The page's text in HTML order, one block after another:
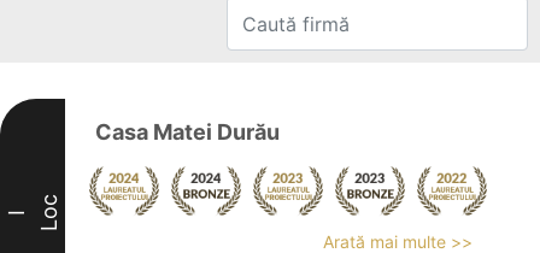
I Loc
Casa Matei Durău
Arată mai multe >>